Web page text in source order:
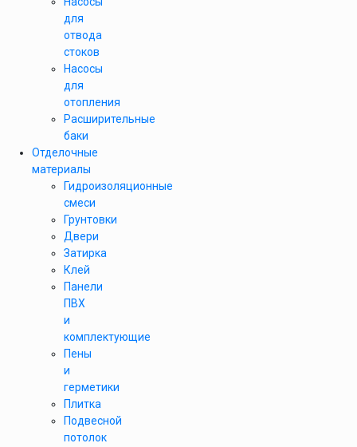
для
отвода
стоков
Насосы
для
отопления
Расширительные
баки
Отделочные
материалы
Гидроизоляционные
смеси
Грунтовки
Двери
Затирка
Клей
Панели
ПВХ
и
комплектующие
Пены
и
герметики
Плитка
Подвесной
потолок